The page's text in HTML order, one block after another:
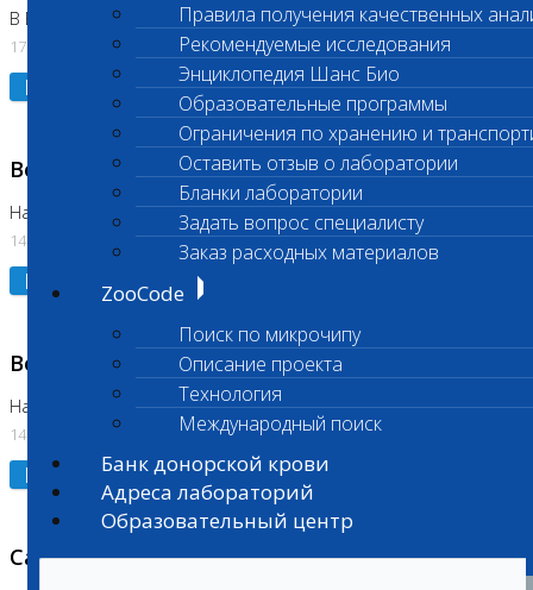
Правила получения качественных
Рекомендуемые исследования
Энциклопедия Шанс Био
Образовательные программы
Ограничения по хранению и
Оставить отзыв о лаборатории
Бланки лаборатории
Задать вопрос специалисту
Заказ расходных материалов
ZooCode
Поиск по микрочипу
Описание проекта
Технология
Международный поиск
Банк донорской крови
Адреса лабораторий
Образовательный центр
В Бутово
17.07.2026
Подробнее
Возобновлено выполнение исследования
На Нагорной (Код 961, 962)
14.07.2026
Подробнее
Возобновлено выполнение исследования
На Нагорной (Код 157)
14.07.2026
Подробнее
Санитарный день